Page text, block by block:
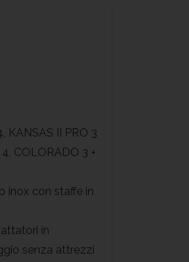
KANSAS II PRO 3
COLORADO 3 +
inox con staffe in
in
senza attrezzi